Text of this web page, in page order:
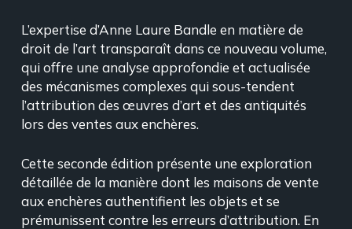
L’expertise d’Anne Laure Bandle en matière de
droit de l’art transparaît dans ce nouveau volume,
qui offre une analyse approfondie et actualisée
des mécanismes complexes qui sous-tendent
l’attribution des œuvres d’art et des antiquités
lors des ventes aux enchères.
Cette seconde édition présente une exploration
détaillée de la manière dont les maisons de vente
aux enchères authentifient les objets et se
prémunissent contre les erreurs d’attribution. En